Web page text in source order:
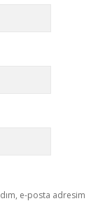
e-posta adresim